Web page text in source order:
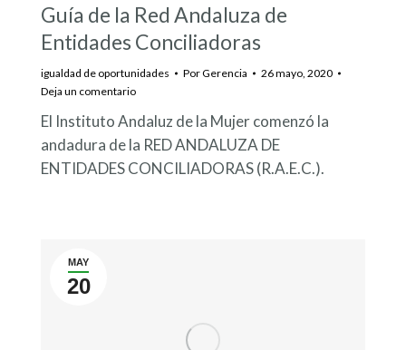
Guía de la Red Andaluza de
Entidades Conciliadoras
igualdad de oportunidades PorGerencia
26 mayo, 2020
Deja un comentario
El Instituto Andaluz de la Mujer comenzó la
andadura de la RED ANDALUZA DE
ENTIDADES CONCILIADORAS (R.A.E.C.).
MAY
20